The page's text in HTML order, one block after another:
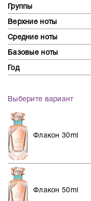
Группы
Верхние ноты
Средние ноты
Базовые ноты
Год
Выберите вариант
Флакон 30ml
Флакон 50ml